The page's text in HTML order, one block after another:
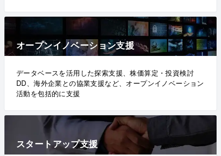
オープンイノベーション支援
データベースを活用した探索支援、株価算定・投資検討
DD、海外企業との協業支援など、オープンイノベーション
活動を包括的に支援
スタートアップ支援